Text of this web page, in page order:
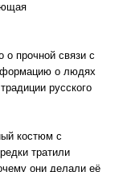
о прочной связи с
о людях
русского
костюм с
тратили
они делали её